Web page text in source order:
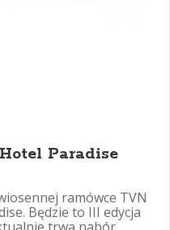
Paradise
ramówce TVN
Będzie to III edycja